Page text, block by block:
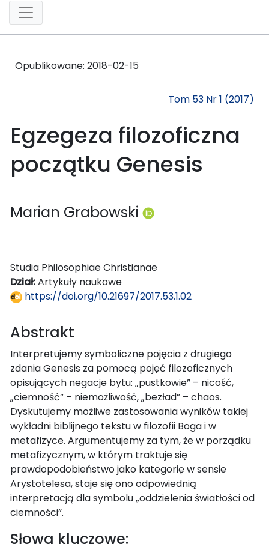
Opublikowane: 2018-02-15
Tom 53 Nr 1 (2017)
Egzegeza filozoficzna
początku Genesis
Marian Grabowski
Studia Philosophiae Christianae
Dział:Artykuły naukowe
https://doi.org/10.21697/2017.53.1.02
Abstrakt
Interpretujemy symboliczne pojęcia z drugiego
zdania Genesis za pomocą pojęć filozoficznych
opisujących negacje bytu: „pustkowie” – nicość,
„ciemność” – niemożliwość, „bezład” – chaos.
Dyskutujemy możliwe zastosowania wyników takiej
wykładni biblijnego tekstu w filozofii Boga i w
metafizyce. Argumentujemy za tym, że w porządku
metafizycznym, w którym traktuje się
prawdopodobieństwo jako kategorię w sensie
Arystotelesa, staje się ono odpowiednią
interpretacją dla symbolu „oddzielenia światłości od
ciemności”.
Słowa kluczowe: